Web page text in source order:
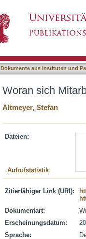
Dokumente aus Instituten und
Woran sich
Altmeyer, Stefan
Dateien:
Aufrufstatistik
Zitierfähiger Link (URI):
Dokumentart:
Erscheinungsdatum:
Sprache: